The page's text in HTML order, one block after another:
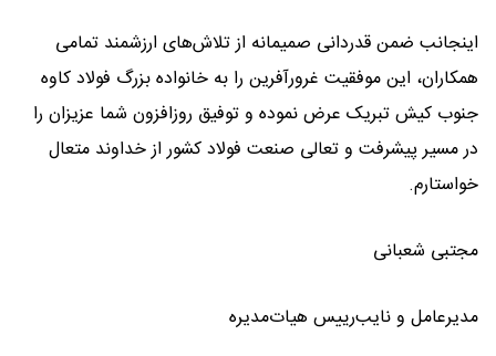
اینجانب ضمن قدردانی صمیمانه از تلاش‌های ارزشمند تمامی
همکاران، این موفقیت غرورآفرین را به خانواده بزرگ فولاد کاوه
جنوب کیش تبریک عرض نموده و توفیق روزافزون شما عزیزان را
در مسیر پیشرفت و تعالی صنعت فولاد کشور از خداوند متعال
خواستارم.
مجتبی شعبانی
مدیرعامل و نایب‌رییس هیات‌مدیره